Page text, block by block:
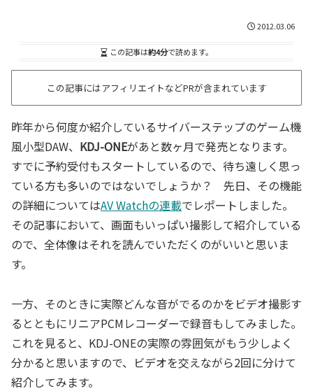
2012.03.06
この記事は約4分で読めます。
この記事にはアフィリエイトなどPRが含まれています
昨年から何度か紹介しているサイバーステップのゲーム機
風小型DAW、 KDJ-ONEがあと数ヶ月で発売となります。
すでに予約受付もスタートしているので、待ち遠しく思っ
ている方も多いのではないでしょうか？ 先日、その機能
の詳細についてはAV Watchの連載でレポートしました。
その記事において、画面もいっぱい撮影して紹介している
ので、全体像はそれを読んでいただくのがいいと思いま
す。
一方、そのときに実際どんな音がでるのかをビデオ撮影す
るとともにリニアPCMレコーダーで録音もしてみました。
これを見ると、KDJ-ONEの実際の雰囲気がもう少しよく
分かると思いますので、ビデオを交えながら2回に分けて
紹介してみます。